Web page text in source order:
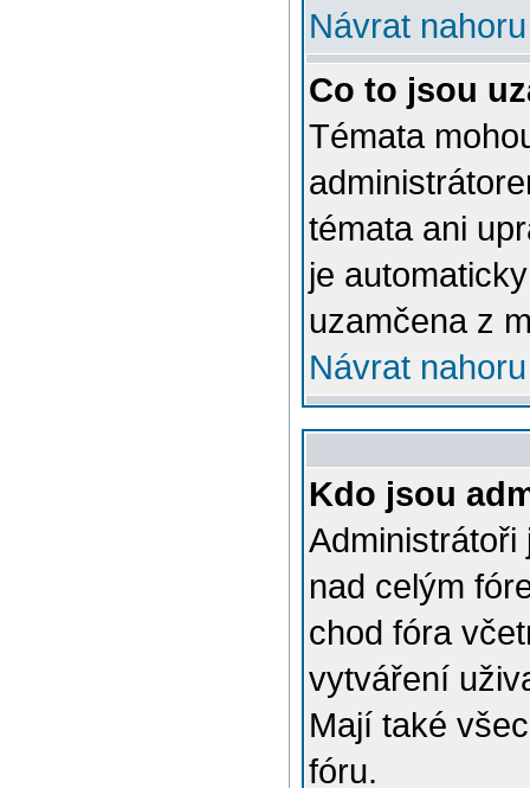
Návrat nahoru
Co to jsou
Témata
témata ani
je
uzamčena z
Návrat nahoru
Kdo jsou
nad celým
chod fóra
vytváření
Mají také
fóru.